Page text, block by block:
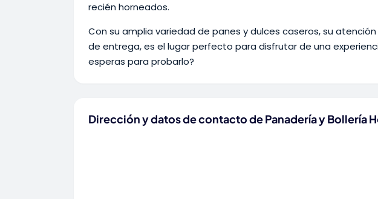
recién horneados.
Con su amplia variedad de panes y dulces caseros, su
de entrega, es el lugar perfecto para disfrutar de una
esperas para probarlo?
Dirección y datos de contacto de Panadería y Bollería